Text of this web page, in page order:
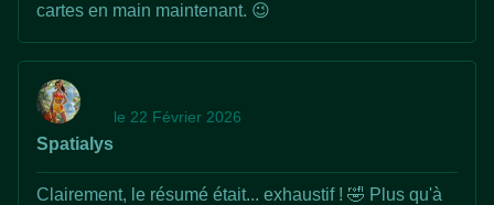
cartes en main maintenant. 😉
Spatialys
le 22 Février 2026
Clairement, le résumé était... exhaustif ! 🤣 Plus qu'à